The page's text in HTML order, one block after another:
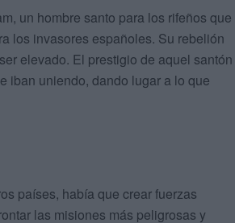
un hombre santo para los rifeños que
los invasores españoles. Su rebelión
elevado. El prestigio de aquel santón
iban uniendo, dando lugar a lo que
países, había que crear fuerzas
las misiones más peligrosas y